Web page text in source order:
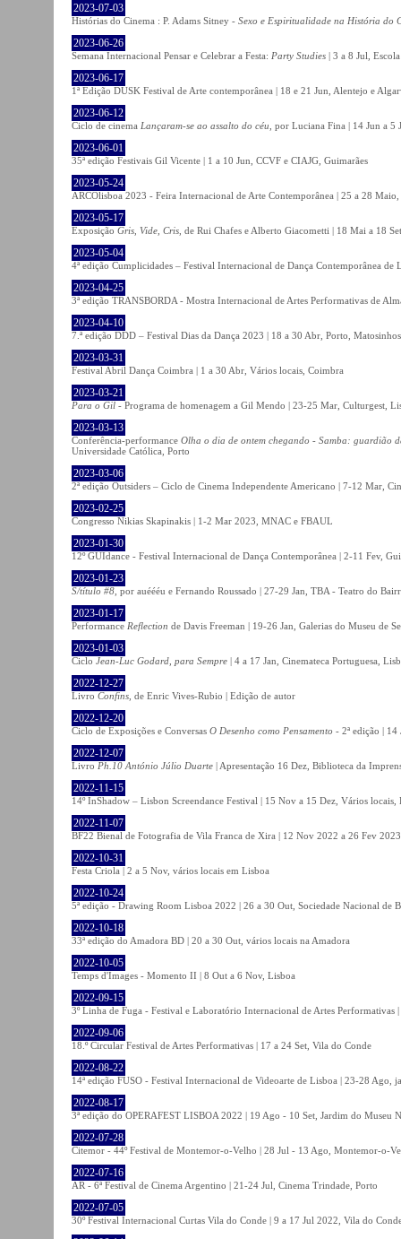
2023-07-03
Histórias do Cinema : P. Adams Sitney - Sexo e Espiritualidade na História do
2023-06-26
Semana Internacional Pensar e Celebrar a Festa: Party Studies | 3 a 8 Jul,
2023-06-17
1ª Edição DUSK Festival de Arte contemporânea | 18 e 21 Jun, Alentejo e
2023-06-12
Ciclo de cinema Lançaram-se ao assalto do céu , por Luciana Fina | 14 Jun a 5
2023-06-01
35ª edição Festivais Gil Vicente | 1 a 10 Jun, CCVF e CIAJG, Guimarães
2023-05-24
ARCOlisboa 2023 - Feira Internacional de Arte Contemporânea | 25 a 28
2023-05-17
Exposição Gris, Vide, Cris , de Rui Chafes e Alberto Giacometti | 18 Mai a 18
2023-05-04
4ª edição Cumplicidades – Festival Internacional de Dança Contemporânea
2023-04-25
3ª edição TRANSBORDA - Mostra Internacional de Artes Performativas de
2023-04-10
7.ª edição DDD – Festival Dias da Dança 2023 | 18 a 30 Abr, Porto,
2023-03-31
Festival Abril Dança Coimbra | 1 a 30 Abr, Vários locais, Coimbra
2023-03-21
Para o Gil - Programa de homenagem a Gil Mendo | 23-25 Mar, Culturgest,
2023-03-13
Conferência-performance Olha o dia de ontem chegando - Samba: guardião
Universidade Católica, Porto
2023-03-06
2ª edição Outsiders – Ciclo de Cinema Independente Americano | 7-12 Mar,
2023-02-25
Congresso Nikias Skapinakis | 1-2 Mar 2023, MNAC e FBAUL
2023-01-30
12º GUIdance - Festival Internacional de Dança Contemporânea | 2-11 Fev,
2023-01-23
S/título #8 , por auéééu e Fernando Roussado | 27-29 Jan, TBA - Teatro do
2023-01-17
Performance Reflection de Davis Freeman | 19-26 Jan, Galerias do Museu de
2023-01-03
Ciclo Jean-Luc Godard, para Sempre | 4 a 17 Jan, Cinemateca Portuguesa,
2022-12-27
Livro Confins , de Enric Vives-Rubio | Edição de autor
2022-12-20
Ciclo de Exposições e Conversas O Desenho como Pensamento - 2ª edição |
2022-12-07
Livro Ph.10 António Júlio Duarte | Apresentação 16 Dez, Biblioteca da
2022-11-15
14º InShadow – Lisbon Screendance Festival | 15 Nov a 15 Dez, Vários locais,
2022-11-07
BF22 Bienal de Fotografia de Vila Franca de Xira | 12 Nov 2022 a 26 Fev
2022-10-31
Festa Criola | 2 a 5 Nov, vários locais em Lisboa
2022-10-24
5ª edição - Drawing Room Lisboa 2022 | 26 a 30 Out, Sociedade Nacional de
2022-10-18
33ª edição do Amadora BD | 20 a 30 Out, vários locais na Amadora
2022-10-05
Temps d'Images - Momento II | 8 Out a 6 Nov, Lisboa
2022-09-15
3º Linha de Fuga - Festival e Laboratório Internacional de Artes Performativas
2022-09-06
18.º Circular Festival de Artes Performativas | 17 a 24 Set, Vila do Conde
2022-08-22
14ª edição FUSO - Festival Internacional de Videoarte de Lisboa | 23-28 Ago,
2022-08-17
3ª edição do OPERAFEST LISBOA 2022 | 19 Ago - 10 Set, Jardim do Museu
2022-07-28
Citemor - 44º Festival de Montemor-o-Velho | 28 Jul - 13 Ago, Montemor-o-
2022-07-16
AR - 6ª Festival de Cinema Argentino | 21-24 Jul, Cinema Trindade, Porto
2022-07-05
30º Festival Internacional Curtas Vila do Conde | 9 a 17 Jul 2022, Vila do